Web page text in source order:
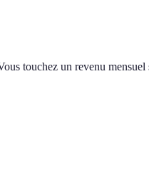
touchez un revenu mensuel